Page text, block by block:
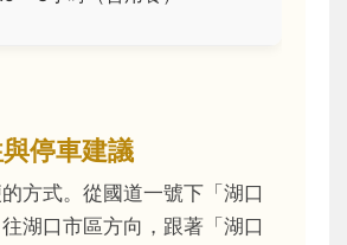
停車建議
方式。從國道一號下「湖口
湖口市區方向，跟著「湖口